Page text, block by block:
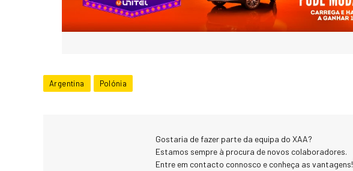
Argentina Polónia
Gostaria de fazer parte da equipa do XAA?
Estamos sempre à procura de novos colaboradores.
Entre em contacto connosco e conheça as vantagens!